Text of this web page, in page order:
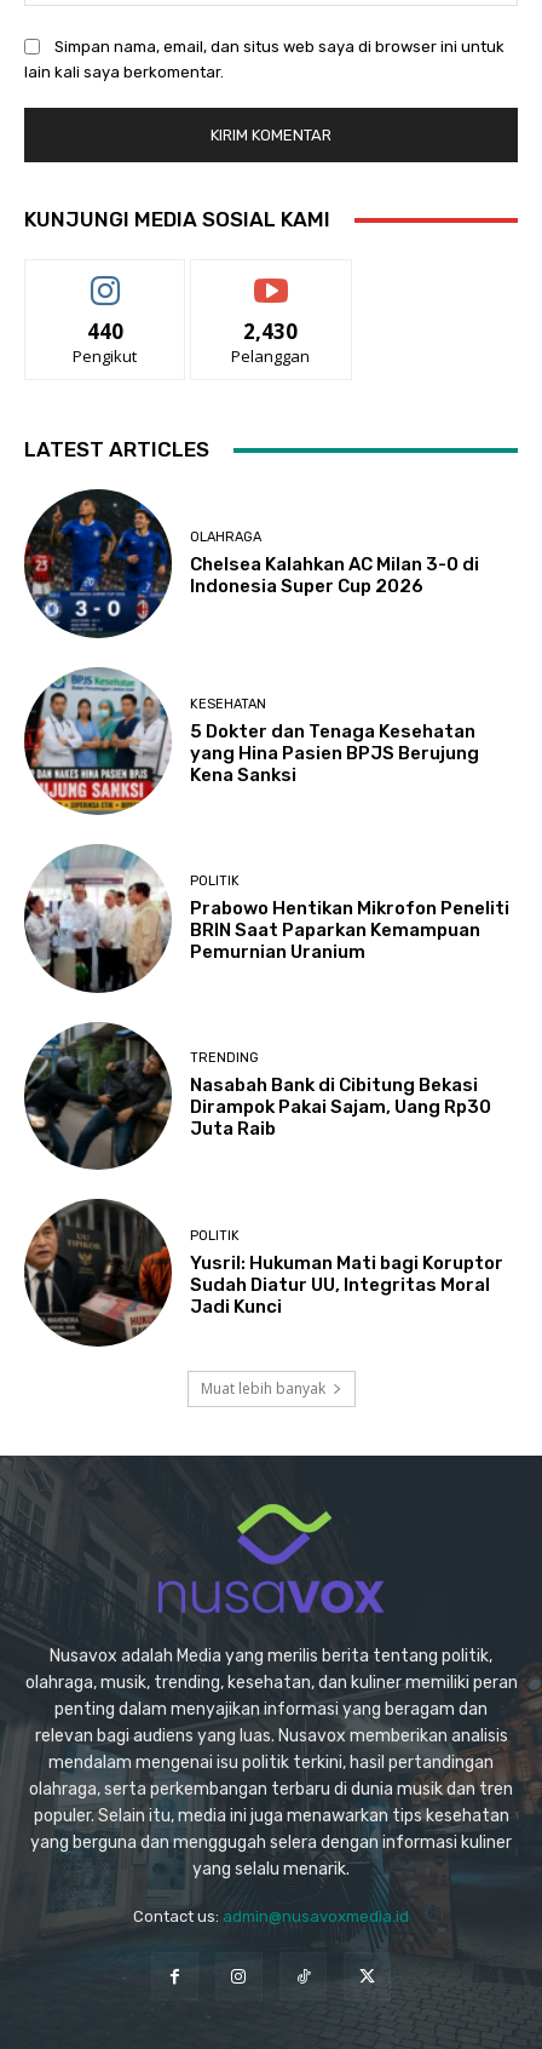
Simpan nama, email, dan situs web saya di browser ini untuk
lain kali saya berkomentar.
KUNJUNGI MEDIA SOSIAL KAMI
440
Pengikut
2,430
Pelanggan
LATEST ARTICLES
OLAHRAGA
Chelsea Kalahkan AC Milan 3-0 di
Indonesia Super Cup 2026
KESEHATAN
5 Dokter dan Tenaga Kesehatan
yang Hina Pasien BPJS Berujung
Kena Sanksi
POLITIK
Prabowo Hentikan Mikrofon Peneliti
BRIN Saat Paparkan Kemampuan
Pemurnian Uranium
TRENDING
Nasabah Bank di Cibitung Bekasi
Dirampok Pakai Sajam, Uang Rp30
Juta Raib
POLITIK
Yusril: Hukuman Mati bagi Koruptor
Sudah Diatur UU, Integritas Moral
Jadi Kunci
Muat lebih banyak
Nusavox adalah Media yang merilis berita tentang politik,
olahraga, musik, trending, kesehatan, dan kuliner memiliki peran
penting dalam menyajikan informasi yang beragam dan
relevan bagi audiens yang luas. Nusavox memberikan analisis
mendalam mengenai isu politik terkini, hasil pertandingan
olahraga, serta perkembangan terbaru di dunia musik dan tren
populer. Selain itu, media ini juga menawarkan tips kesehatan
yang berguna dan menggugah selera dengan informasi kuliner
yang selalu menarik.
Contact us: admin@nusavoxmedia.id